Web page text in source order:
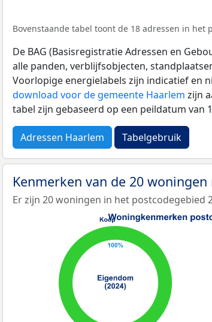
Bovenstaande tabel toont de 18 adressen in het
De BAG (Basisregistratie Adressen en
alle panden, verblijfsobjecten,
Voorlopige energielabels zijn indicatief en
download voor de gemeente Haarlem zijn
tabel zijn gebaseerd op een peildatum van
Adressen Haarlem Tabelgebruik
Kenmerken van de 20 woningen
Er zijn 20 woningen in het postcodegebied